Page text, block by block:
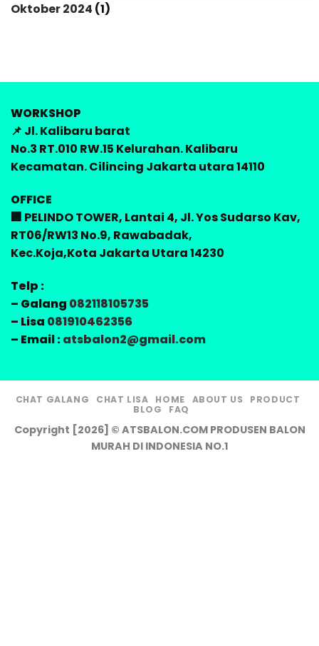
Oktober 2024 (1)
WORKSHOP
📌 Jl. Kalibaru barat
No.3 RT.010 RW.15 Kelurahan. Kalibaru
Kecamatan. Cilincing Jakarta utara 14110
OFFICE
🏢 PELINDO TOWER, Lantai 4, Jl. Yos Sudarso Kav,
RT06/RW13 No.9, Rawabadak,
Kec.Koja,Kota Jakarta Utara 14230
Telp :
– Galang 082118105735
– Lisa 081910462356
– Email :atsbalon2@gmail.com
CHAT GALANG CHAT LISA HOME ABOUT US
PRODUCT
BLOG
FAQ
Copyright [2026] © ATSBALON.COM PRODUSEN BALON
MURAH DI INDONESIA NO.1